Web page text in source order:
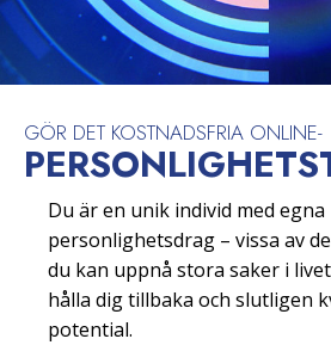
GÖR DET KOSTNADSFRIA ONLINE-
Du är en unik individ med egna
personlighetsdrag – vissa av
du kan uppnå stora saker i
hålla dig tillbaka och slutligen
potential.